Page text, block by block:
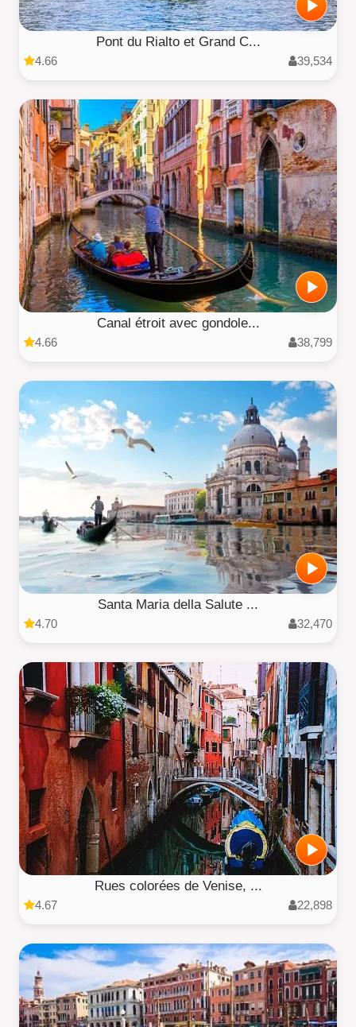
Pont du Rialto et Grand C...
4.66 39,534
Canal étroit avec gondole...
4.66 38,799
Santa Maria della Salute ...
4.70 32,470
Rues colorées de Venise, ...
4.67 22,898